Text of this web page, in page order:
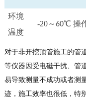
环境
温度
-20～60℃ 操
对于非开挖顶管施工的管
等仪器因受电磁干扰、管
易导致测量不成功或者测
迹，施工效率也很低，特